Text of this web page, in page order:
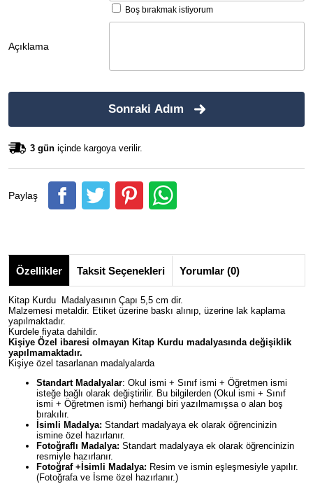
Boş bırakmak istiyorum
Açıklama
Sonraki Adım
3 gün içinde kargoya verilir.
Paylaş
Özellikler Taksit Seçenekleri Yorumlar (0)
Kitap Kurdu Madalyasının Çapı 5,5 cm dir.
Malzemesi metaldir. Etiket üzerine baskı alınıp, üzerine lak kaplama
yapılmaktadır.
Kurdele fiyata dahildir.
Kişiye Özel ibaresi olmayan Kitap Kurdu madalyasında değişiklik
yapılmamaktadır.
Kişiye özel tasarlanan madalyalarda
Standart Madalyalar: Okul ismi + Sınıf ismi + Öğretmen ismi
isteğe bağlı olarak değiştirilir. Bu bilgilerden (Okul ismi + Sınıf
ismi + Öğretmen ismi) herhangi biri yazılmamışsa o alan boş
bırakılır.
İsimli Madalya: Standart madalyaya ek olarak öğrencinizin
ismine özel hazırlanır.
Fotoğraflı Madalya: Standart madalyaya ek olarak öğrencinizin
resmiyle hazırlanır.
Fotoğraf +İsimli Madalya: Resim ve ismin eşleşmesiyle yapılır.
(Fotoğrafa ve İsme özel hazırlanır.)